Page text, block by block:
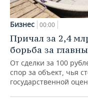
Бизнес 00:00
Причал за 2,4
борьба за
От сделки за 100
спор за объект, чья
государственной